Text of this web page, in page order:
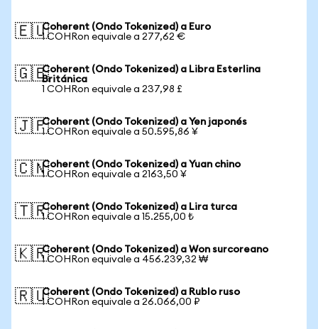
🇪🇺Coherent (Ondo Tokenized) a Euro
1 COHRon equivale a 277,62 €
🇬🇧Coherent (Ondo Tokenized) a Libra Esterlina
Británica
1 COHRon equivale a 237,98 £
🇯🇵Coherent (Ondo Tokenized) a Yen japonés
1 COHRon equivale a 50.595,86 ¥
🇨🇳Coherent (Ondo Tokenized) a Yuan chino
1 COHRon equivale a 2163,50 ¥
🇹🇷Coherent (Ondo Tokenized) a Lira turca
1 COHRon equivale a 15.255,00 ₺
🇰🇷Coherent (Ondo Tokenized) a Won surcoreano
1 COHRon equivale a 456.239,32 ₩
🇷🇺Coherent (Ondo Tokenized) a Rublo ruso
1 COHRon equivale a 26.066,00 ₽